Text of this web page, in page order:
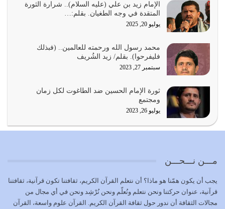
أمة عاجزة عن النهوض…
يوليو 23, 2026
بحبل الله جميعاً وليس كل…
يوليو 22, 2026
يشاء ويذل من يشاء
يوليو 21, 2026
{إِنَّ الدِّينَ عِنْدَ اللَّهِ الْإسْلامُ} الدين الذي شرعه الله للناس في
تتحقق الحقوق للجميع
يوليو 18, 2026
الإمام زيد بن علي (عليه السلام).. شرارة الثورة
المتقدة في وجه الطغيان. بقلم:…
يوليو 20, 2025
محمد رسول الله ورحمته للعالمين.. (فبذلك
فليفرحوا). بقلم/ زيد الشُريف
سبتمبر 27, 2023
ثورة الإمام الحسين ضد الطاغوت لكل زمان
ومجتمع
يوليو 26, 2023
مـــن نـــحـــن
يجب أن يكون همّنا هو ماذا؟ أن نتعلم القرآن الكريم، ثقافتنا تكون قرآنية، ثقافتنا
قرآنية، عنوان حركتنا ونحن نتعلم ونُعلّم ونحن نُرْشِد ونحن في أي مجال من
مجالات الثقافة أن ندور حول ثقافة القرآن الكريم. القرآن علوم واسعة، القرآن